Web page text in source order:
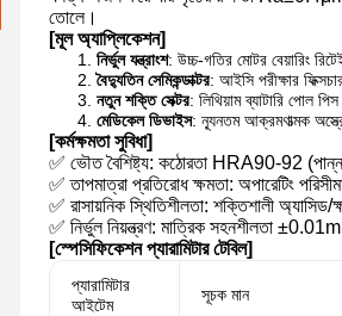
তোলে।
[মূল অ্যাপ্লিকেশন]
নির্ভুল যন্ত্রাংশ: উচ্চ-গতির মোটর বেয়ারিং
বৈদ্যুতিন সেমিকন্ডাক্টর: আইসি পরীক্ষার
নতুন শক্তি সেক্টর: লিথিয়াম ব্যাটারি পোল
মেডিকেল ডিভাইস: ন্যূনতম আক্রমণাত্মক
[কর্মক্ষমতা সুবিধা]
✅ ভৌত বৈশিষ্ট্য: কঠোরতা HRA90-92
✅ তাপমাত্রা প্রতিরোধ ক্ষমতা: অপারেটিং
✅ রাসায়নিক স্থিতিশীলতা: শক্তিশালী
✅ নির্ভুল নিয়ন্ত্রণ: মাত্রিক সহনশীলতা
[স্পেসিফিকেশন প্যারামিটার টেবিল]
প্যারামিটার
আইটেম
সূচক মান